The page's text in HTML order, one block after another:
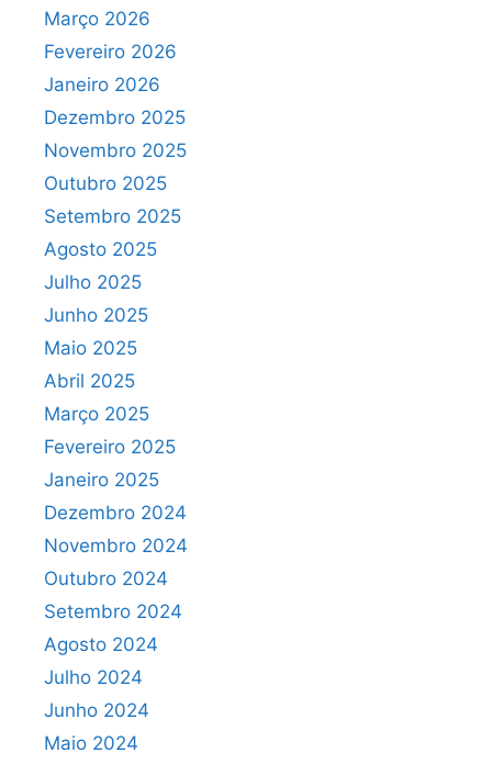
Março 2026
Fevereiro 2026
Janeiro 2026
Dezembro 2025
Novembro 2025
Outubro 2025
Setembro 2025
Agosto 2025
Julho 2025
Junho 2025
Maio 2025
Abril 2025
Março 2025
Fevereiro 2025
Janeiro 2025
Dezembro 2024
Novembro 2024
Outubro 2024
Setembro 2024
Agosto 2024
Julho 2024
Junho 2024
Maio 2024